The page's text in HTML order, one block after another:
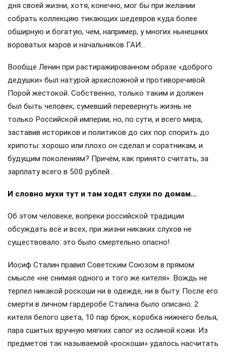
дня своей жизни, хотя, конечно, мог бы при желании
собрать коллекцию тикающих шедевров куда более
обширную и богатую, чем, например, у многих нынешних
вороватых мэров и начальников ГАИ…
Вообще Ленин при растиражированном образе «доброго
дедушки» был натурой архисложной и противоречивой.
Порой жестокой. Собственно, только таким и должен
был быть человек, сумевший перевернуть жизнь не
только Российской империи, но, по сути, и всего мира,
заставив историков и политиков до сих пор спорить до
хрипоты: хорошо или плохо он сделал и соратникам, и
будущим поколениям? Причём, как принято считать, за
зарплату всего в 500 рублей…
И словно мухи тут и там ходят слухи по домам…
Об этом человеке, вопреки российской традиции
обсуждать всё и всех, при жизни никаких слухов не
существовало: это было смертельно опасно!
Иосиф Сталин правил Советским Союзом в прямом
смысле «не снимая одного и того же кителя». Вождь не
терпел никакой роскоши ни в одежде, ни в быту. После его
смерти в личном гардеробе Сталина было описано: 2
кителя белого цвета, 10 пар брюк, коробка нижнего белья,
пара сшитых вручную мягких сапог из ослиной кожи. Из
предметов так называемой «роскоши» удалось насчитать